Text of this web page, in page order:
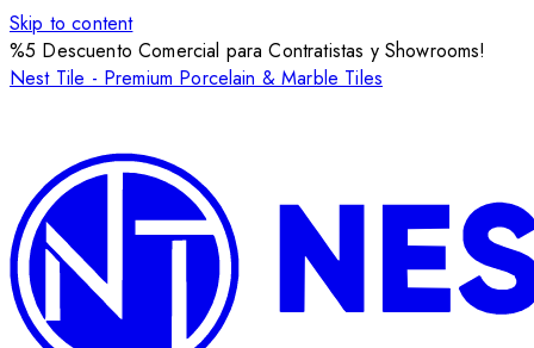
Skip to content
%5 Descuento Comercial para Contratistas y Showrooms!
Nest Tile - Premium Porcelain & Marble Tiles